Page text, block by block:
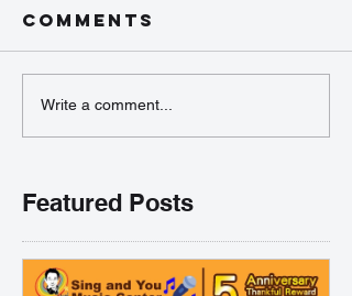
Comments
Write a comment...
Featured Posts